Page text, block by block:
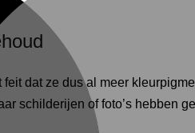
dat ze dus al meer
schilderijen of foto’s hebben